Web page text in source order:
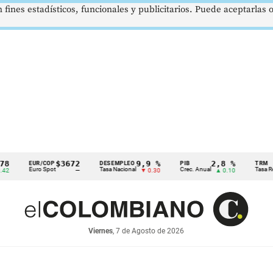
EUR/COP
Euro Spot
$3672
—
DESEMPLEO
Tasa Nacional
9,9 %
▼ 0.30
PIB
Crec. Anual
2,8 %
▲ 0.10
TRM
Tasa Rep.
Viernes, 7 de Agosto de 2026
estadísticos, funcionales y publicitarios. Puede aceptarlas